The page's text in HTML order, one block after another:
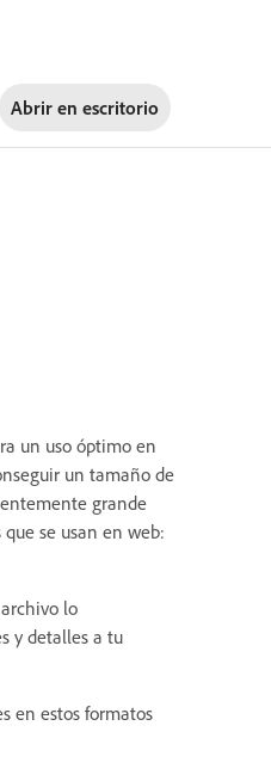
Abrir en escritorio
un uso óptimo en
un tamaño de
grande
se usan en web:
lo
y detalles a tu
en estos formatos